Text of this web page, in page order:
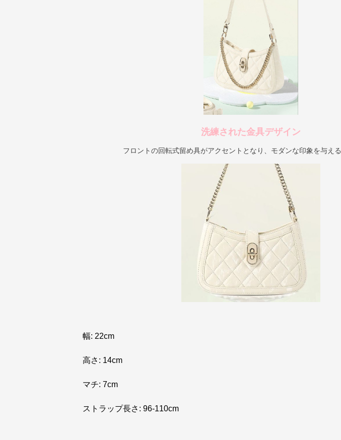
洗練された金具デザイン
フロントの回転式留め具がアクセントとなり、モダンな印象を与える
幅: 22cm
高さ: 14cm
マチ: 7cm
ストラップ長さ: 96-110cm